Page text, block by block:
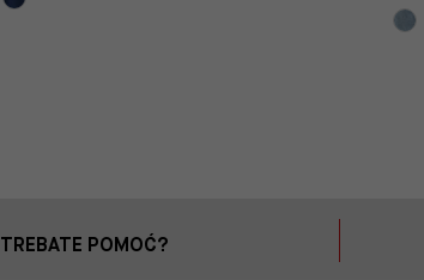
TREBATE POMOĆ?